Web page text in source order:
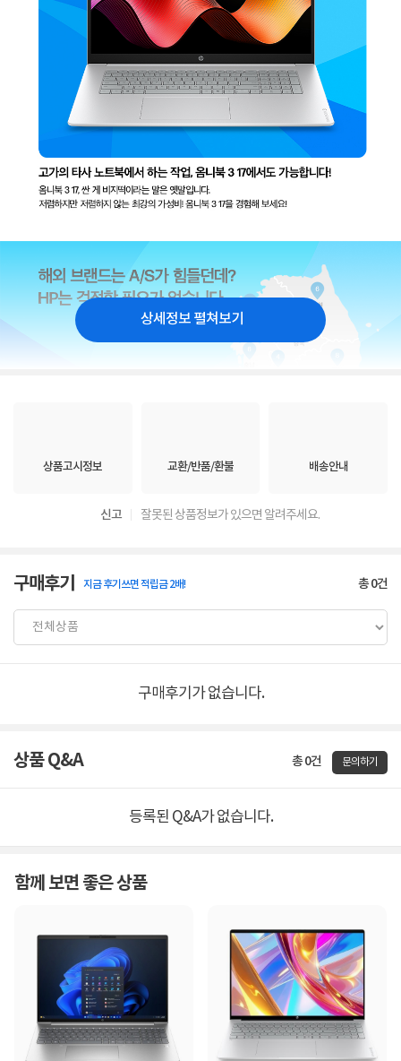
상세정보 펼쳐보기
상품고시정보 교환/반품/환불 배송안내
신고 잘못된 상품정보가 있으면 알려주세요.
구매후기 지금 후기쓰면 적립금 2배! 총0건
구매후기가 없습니다.
상품 Q&A 총 0건 문의하기
등록된 Q&A가 없습니다.
함께 보면 좋은 상품